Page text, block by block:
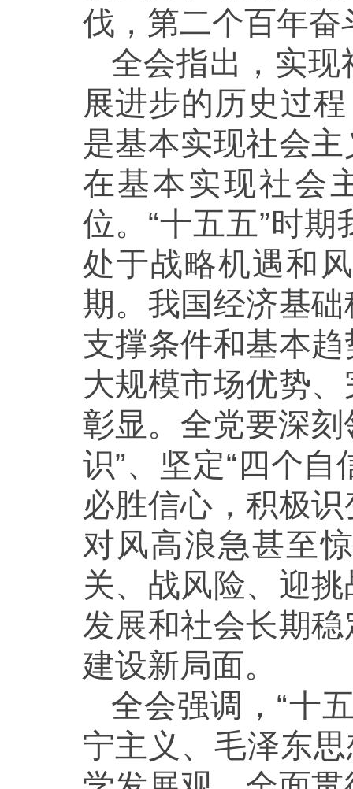
伐，第二个百年
全会指出，实
展进步的历史过
是基本实现社会
在基本实现社会
位。“十五五”时
处于战略机遇和
期。我国经济基
支撑条件和基本
大规模市场优势
彰显。全党要深刻
识”、坚定“四个
必胜信心，积极
对风高浪急甚至
关、战风险、迎
发展和社会长期
建设新局面。
全会强调，“十
宁主义、毛泽东